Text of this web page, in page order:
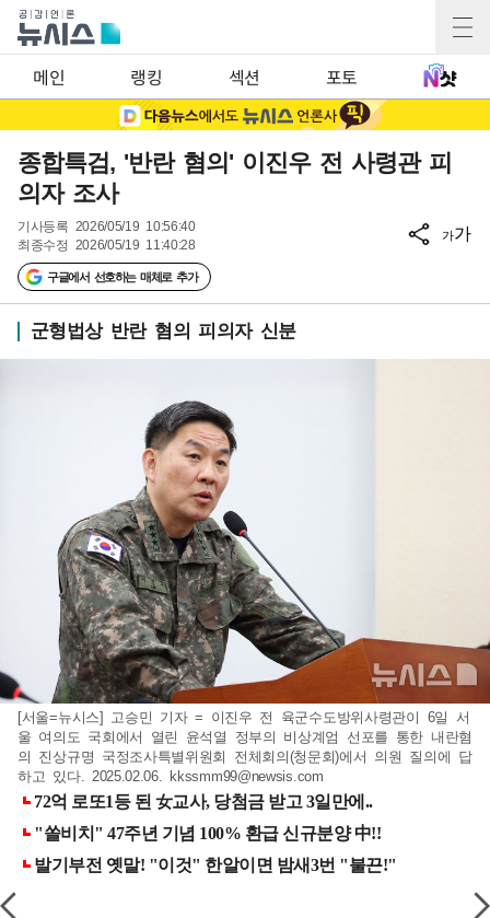
메인 랭킹 섹션 포토
종합특검, '반란 혐의' 이진우 전 사령관 피
의자 조사
기사등록 2026/05/19 10:56:40
최종수정 2026/05/19 11:40:28
구글에서 선호하는 매체로 추가
가가
군형법상 반란 혐의 피의자 신분
[서울=뉴시스] 고승민 기자 = 이진우 전 육군수도방위사령관이 6일 서
울 여의도 국회에서 열린 윤석열 정부의 비상계엄 선포를 통한 내란혐
의 진상규명 국정조사특별위원회 전체회의(청문회)에서 의원 질의에 답
하고 있다. 2025.02.06. kkssmm99@newsis.com